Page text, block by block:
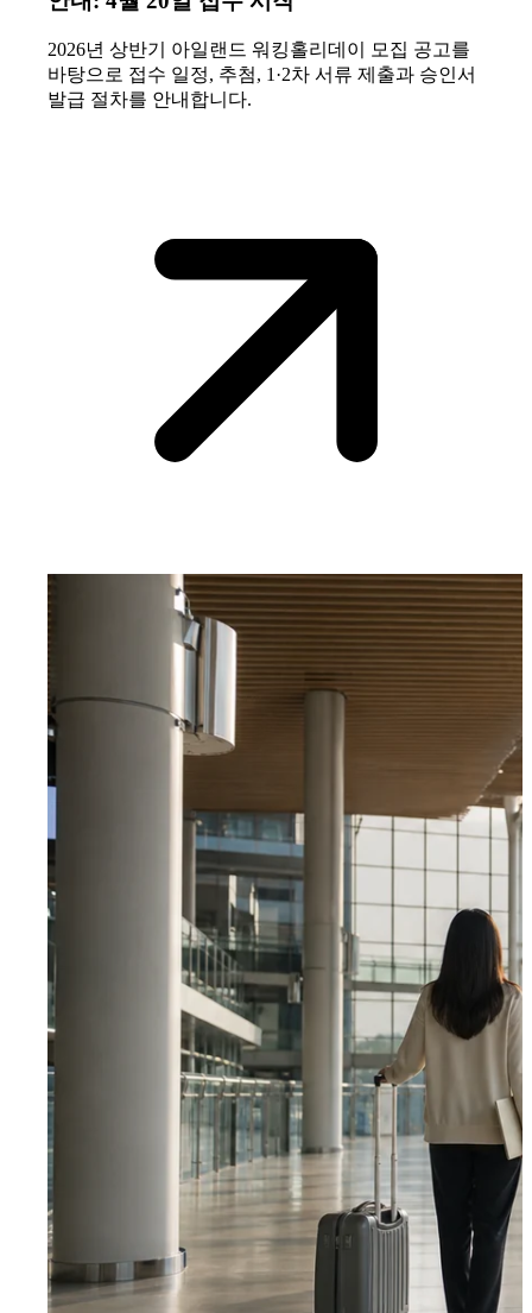
2026년 상반기 아일랜드 워킹홀리데이 모집 공고를
바탕으로 접수 일정, 추첨, 1·2차 서류 제출과 승인서
발급 절차를 안내합니다.